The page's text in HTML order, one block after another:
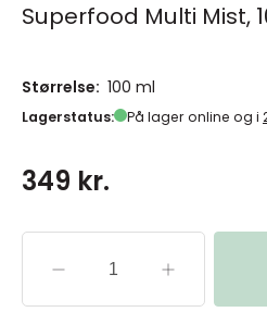
Superfood Multi Mist,
Størrelse: 100 ml
Lagerstatus: På lager online og i
349 kr.